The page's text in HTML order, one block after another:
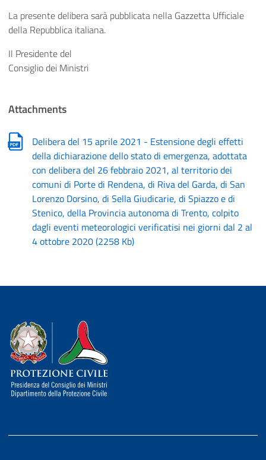
La presente delibera sarà pubblicata nella Gazzetta Ufficiale
della Repubblica italiana.
Il Presidente del
Consiglio dei Ministri
Attachments
Delibera del 15 aprile 2021 - Estensione degli effetti
della dichiarazione dello stato di emergenza, adottata
con delibera del 26 febbraio 2021, al territorio dei
comuni di Porte di Rendena, di Riva del Garda, di San
Lorenzo Dorsino, di Sella Giudicarie, di Spiazzo e di
Stenico, della Provincia autonoma di Trento, colpito
dagli eventi meteorologici verificatisi nei giorni dal 2 al
4 ottobre 2020(2258 Kb)
Dipartimento della Protezione Civile